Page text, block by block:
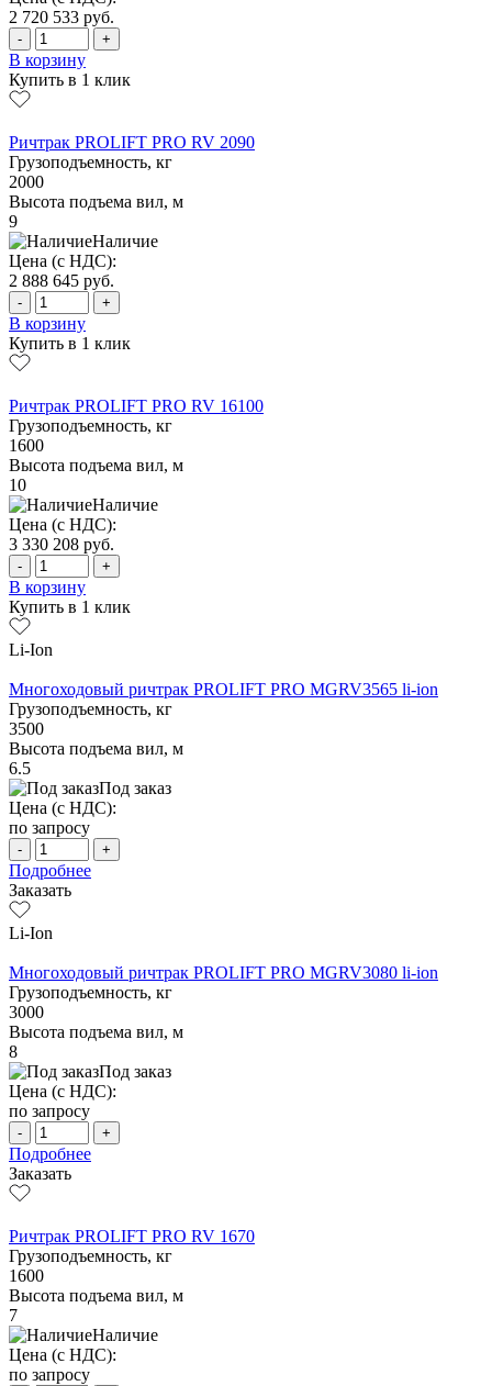
2 720 533 руб.
- +
В корзину
Купить в 1 клик
Ричтрак PROLIFT PRO RV 2090
Грузоподъемность, кг
2000
Высота подъема вил, м
9
Наличие
Цена (с НДС):
2 888 645 руб.
- +
В корзину
Купить в 1 клик
Ричтрак PROLIFT PRO RV 16100
Грузоподъемность, кг
1600
Высота подъема вил, м
10
Наличие
Цена (с НДС):
3 330 208 руб.
- +
В корзину
Купить в 1 клик
Li-Ion
Многоходовый ричтрак PROLIFT PRO MGRV3565 li-ion
Грузоподъемность, кг
3500
Высота подъема вил, м
6.5
Под заказ
Цена (с НДС):
по запросу
- +
Подробнее
Заказать
Li-Ion
Многоходовый ричтрак PROLIFT PRO MGRV3080 li-ion
Грузоподъемность, кг
3000
Высота подъема вил, м
8
Под заказ
Цена (с НДС):
по запросу
- +
Подробнее
Заказать
Ричтрак PROLIFT PRO RV 1670
Грузоподъемность, кг
1600
Высота подъема вил, м
7
Наличие
Цена (с НДС):
по запросу